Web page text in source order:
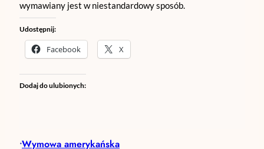
wymawiany jest w niestandardowy sposób.
Udostępnij:
Facebook X
Dodaj do ulubionych:
•Wymowa amerykańska